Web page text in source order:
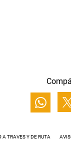
TRAVES Y DE RUTA